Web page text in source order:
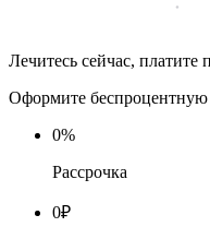
Лечитесь сейчас,
Оформите беспроцентную
0%
Рассрочка
0₽